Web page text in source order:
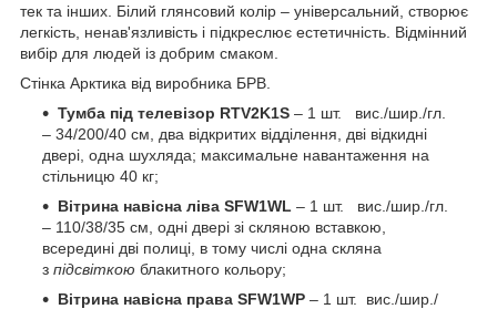
тек та інших. Білий глянсовий колір – універсальний, створює
легкість, ненав'язливість і підкреслює естетичність. Відмінний
вибір для людей із добрим смаком.
Стінка Арктика від виробника БРВ.
Тумба під телевізор RTV2K1S – 1 шт. вис./шир./гл.
– 34/200/40 см, два відкритих відділення, двi відкидні
двері, одна шухляда; максимальне навантаження на
стільницю 40 кг;
Вітрина навісна ліва SFW1WL – 1 шт. вис./шир./гл.
– 110/38/35 см, одні двері зі скляною вставкою,
всередині дві полиці, в тому числі одна скляна
з пiдсвiткою блакитного кольору;
Вітрина навісна права SFW1WP – 1 шт. вис./шир./